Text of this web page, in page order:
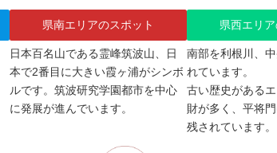
県南エリアのスポット
日本百名山である霊峰筑波山、日
本で2番目に大きい霞ヶ浦がシンボ
ルです。筑波研究学園都市を中心
に発展が進んでいます。
県西エリ
南部を利根川、
れています。
古い歴史がある
財が多く、平将
残されています。